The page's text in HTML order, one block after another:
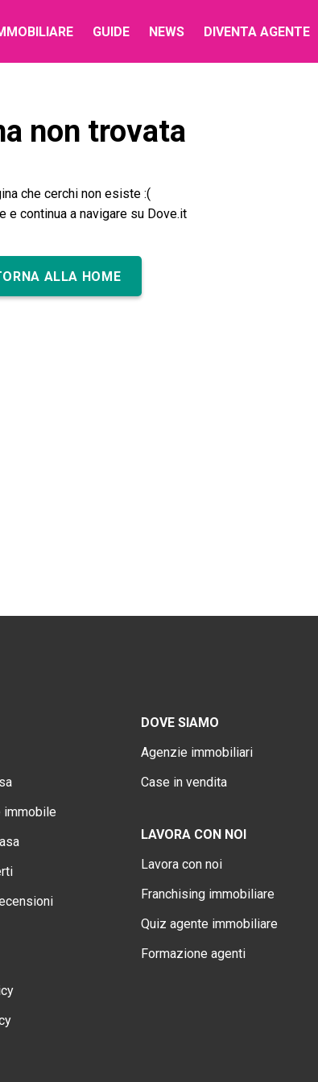
GUIDE NEWS DIVENTA AGENTE
non trovata
che cerchi non esiste :(
e continua a navigare su Dove.it
ALLA HOME
immobile
DOVE SIAMO
Agenzie immobiliari
Case in vendita
LAVORA CON NOI
Lavora con noi
Franchising immobiliare
Quiz agente immobiliare
Formazione agenti